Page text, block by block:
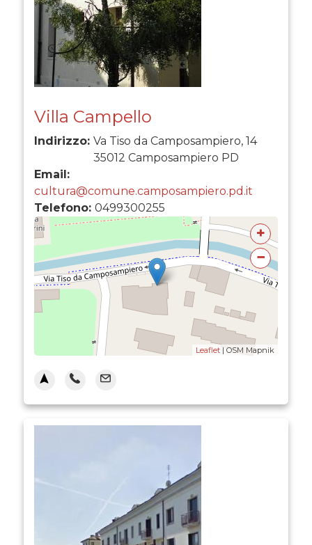
Villa Campello
Indirizzo: Va Tiso da Camposampiero, 14
35012 Camposampiero PD
Email:
cultura@comune.camposampiero.pd.it
Telefono: 0499300255
+
−
Leaflet | OSM Mapnik